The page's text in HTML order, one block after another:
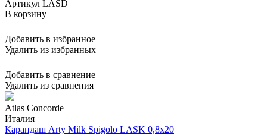
Артикул LASD
В корзину
Добавить в избранное
Удалить из избранных
Добавить в сравнение
Удалить из сравнения
Atlas Concorde
Италия
Карандаш Arty Milk Spigolo LASK 0,8x20